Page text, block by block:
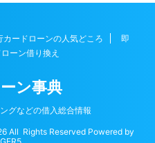
カードローンの人気どころ
即
ーン借り換え
ン事典
グなどの借入総合情報
All Rights Reserved Powered by